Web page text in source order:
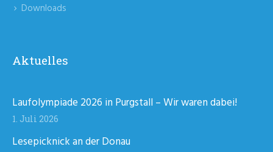
Downloads
Aktuelles
Laufolympiade 2026 in Purgstall – Wir waren dabei!
1. Juli 2026
Lesepicknick an der Donau